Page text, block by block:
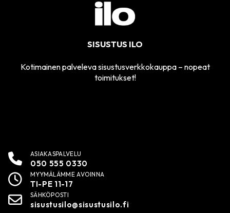
SISUSTUS ILO
Kotimainen palveleva sisustusverkkokauppa – nopeat
toimitukset!
ASIAKASPALVELU
050 555 0330
MYYMÄLÄMME AVOINNA
TI-PE 11-17
SÄHKÖPOSTI
sisustusilo@sisustusilo.fi